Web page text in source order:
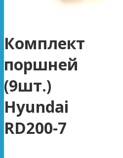
Комплект
поршней
(9шт.)
Hyundai
RD200-7